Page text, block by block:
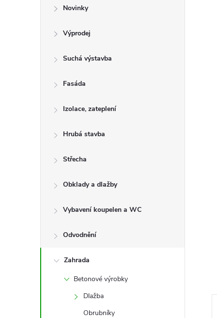
Novinky
Výprodej
Suchá výstavba
Fasáda
Izolace, zateplení
Hrubá stavba
Střecha
Obklady a dlažby
Vybavení koupelen a WC
Odvodnění
Zahrada
Betonové výrobky
Dlažba
Obrubníky